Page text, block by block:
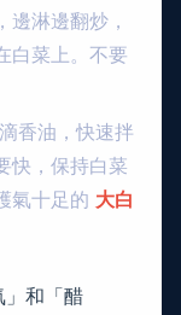
淋邊翻炒，
白菜上。不要
香油，快速拌
快，保持白菜
氣十足的 大白
」和「醋